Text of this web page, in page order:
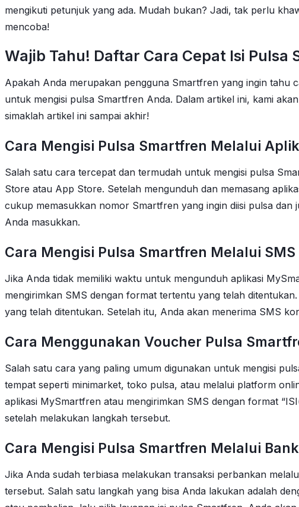
mengikuti petunjuk yang ada. Mudah bukan? Jadi, tak perlu
mencoba!
Wajib Tahu! Daftar Cara Cepat Isi
Apakah Anda merupakan pengguna Smartfren yang ingin tahu
untuk mengisi pulsa Smartfren Anda. Dalam artikel ini, kami
simaklah artikel ini sampai akhir!
Cara Mengisi Pulsa Smartfren Melalui
Salah satu cara tercepat dan termudah untuk mengisi pulsa
Store atau App Store. Setelah mengunduh dan memasang
cukup memasukkan nomor Smartfren yang ingin diisi pulsa
Anda masukkan.
Cara Mengisi Pulsa Smartfren Melalui SMS
Jika Anda tidak memiliki waktu untuk mengunduh aplikasi
mengirimkan SMS dengan format tertentu yang telah
yang telah ditentukan. Setelah itu, Anda akan menerima SMS
Cara Menggunakan Voucher Pulsa
Salah satu cara yang paling umum digunakan untuk mengisi
tempat seperti minimarket, toko pulsa, atau melalui platform
aplikasi MySmartfren atau mengirimkan SMS dengan format
setelah melakukan langkah tersebut.
Cara Mengisi Pulsa Smartfren Melalui
Jika Anda sudah terbiasa melakukan transaksi perbankan
tersebut. Salah satu langkah yang bisa Anda lakukan adalah